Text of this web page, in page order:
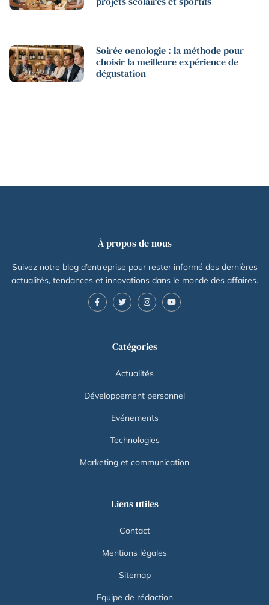
Soirée oenologie : la méthode pour
choisir la meilleure expérience de
dégustation
À propos de nous
Suivez notre blog d’entreprise pour rester informé des dernières
actualités, tendances et innovations dans le monde des affaires.
Catégories
Actualités
Développement personnel
Evénements
Technologies
Marketing et communication
Liens utiles
Contact
Mentions légales
Sitemap
Equipe de rédaction